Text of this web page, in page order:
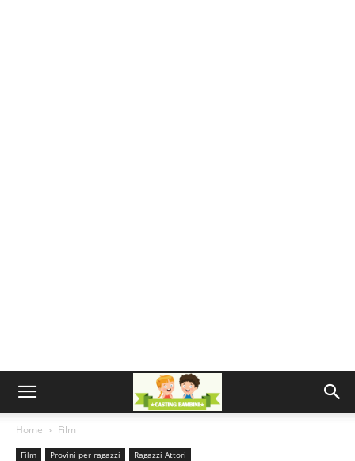
Home Film
Film Provini per ragazzi Ragazzi Attori